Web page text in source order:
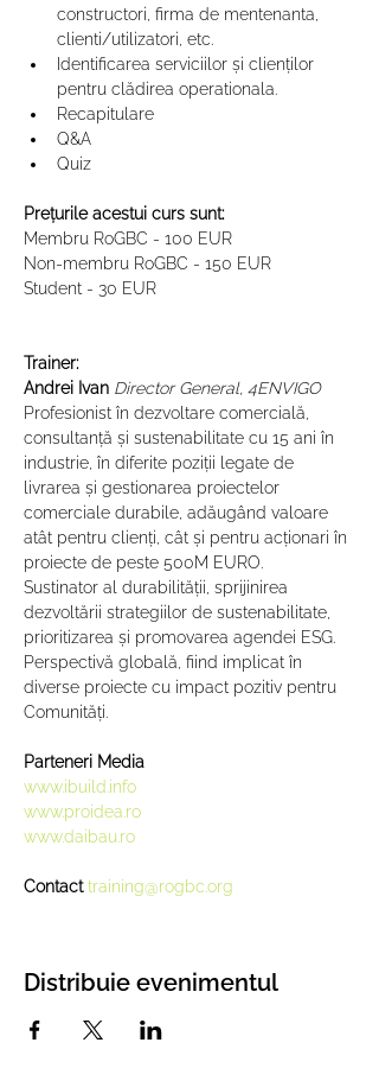
constructori, firma de mentenanta,
clienti/utilizatori, etc.
Identificarea serviciilor și clienților
pentru clădirea operationala.
Recapitulare
Q&A
Quiz
Prețurile acestui curs sunt:
Membru RoGBC - 100 EUR
Non-membru RoGBC - 150 EUR
Student - 30 EUR
Trainer:
Andrei Ivan Director General, 4ENVIGO
Profesionist în dezvoltare comercială,
consultanță și sustenabilitate cu 15 ani în
industrie, în diferite poziții legate de
livrarea și gestionarea proiectelor
comerciale durabile, adăugând valoare
atât pentru clienți, cât și pentru acționari în
proiecte de peste 500M EURO.
Sustinator al durabilității, sprijinirea
dezvoltării strategiilor de sustenabilitate,
prioritizarea și promovarea agendei ESG.
Perspectivă globală, fiind implicat în
diverse proiecte cu impact pozitiv pentru
Comunități.
Parteneri Media
www.ibuild.info
www.proidea.ro
www.daibau.ro
Contact training@rogbc.org
Distribuie evenimentul